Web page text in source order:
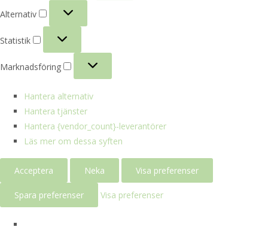
Alternativ
Statistik
Marknadsföring
Hantera alternativ
Hantera tjänster
Hantera {vendor_count}-leverantörer
Läs mer om dessa syften
Acceptera Neka Visa preferenser
Spara preferenser Visa preferenser